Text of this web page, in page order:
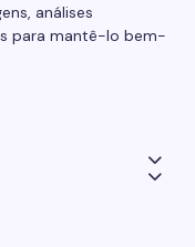
análises
para mantê-lo bem-